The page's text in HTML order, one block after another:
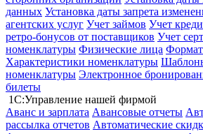
данных Установка даты запрета
агентских услуг Учет займов Учет
ретро-бонусов от поставщиков Учет
номенклатуры Физические лица
Характеристики номенклатуры
номенклатуры Электронное
билеты
1С:Управление нашей фирмой
Аванс и зарплата Авансовые отчеты
рассылка отчетов Автоматические